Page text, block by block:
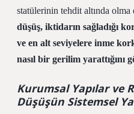
statülerinin tehdit altında
düşüş, iktidarın sağladığı
ve en alt seviyelere inme
nasıl bir gerilim yarattığını
Kurumsal Yapılar ve
Düşüşün Sistemsel